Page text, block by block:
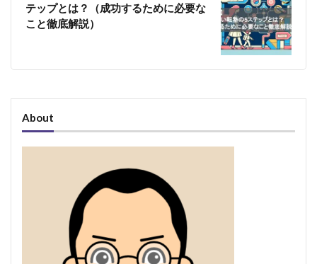
テップとは？（成功するために必要な
こと徹底解説）
About